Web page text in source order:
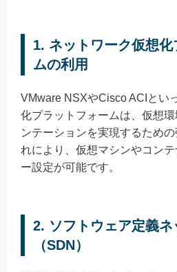
1. ネットワーク仮想
ムの利用
VMware NSXやCisco ACIとい
化プラットフォームは、仮想
ンテーションを実現するため
れにより、仮想マシンやコン
ー設定が可能です。
2. ソフトウェア定義ネ
（SDN）